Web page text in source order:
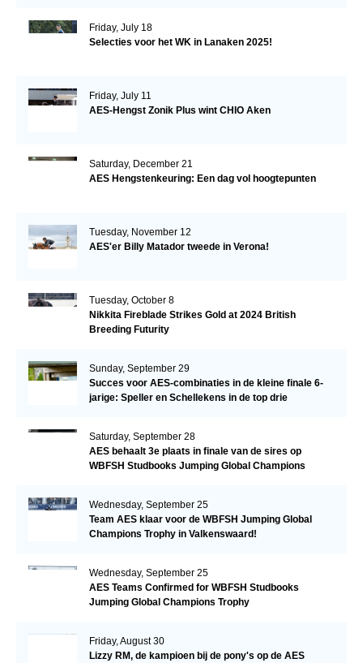
Friday, July 18
Selecties voor het WK in Lanaken 2025!
Friday, July 11
AES-Hengst Zonik Plus wint CHIO Aken
Saturday, December 21
AES Hengstenkeuring: Een dag vol hoogtepunten
Tuesday, November 12
AES'er Billy Matador tweede in Verona!
Tuesday, October 8
Nikkita Fireblade Strikes Gold at 2024 British
Breeding Futurity
Sunday, September 29
Succes voor AES-combinaties in de kleine finale 6-
jarige: Speller en Schellekens in de top drie
Saturday, September 28
AES behaalt 3e plaats in finale van de sires op
WBFSH Studbooks Jumping Global Champions
Wednesday, September 25
Team AES klaar voor de WBFSH Jumping Global
Champions Trophy in Valkenswaard!
Wednesday, September 25
AES Teams Confirmed for WBFSH Studbooks
Jumping Global Champions Trophy
Friday, August 30
Lizzy RM, de kampioen bij de pony's op de AES